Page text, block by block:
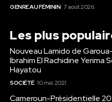
GENRE AU FÉMININ 7 août 2026
Les plus
Nouveau Lamido de
Ibrahim El Rachidine Yerima
Hayatou
SOCIÉTÉ 10 mai 2021
Cameroun-Présidentielle